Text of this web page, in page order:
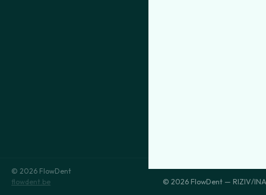
© 2026 FlowDent
flowdent.be
© 2026 FlowDent — RIZIV/